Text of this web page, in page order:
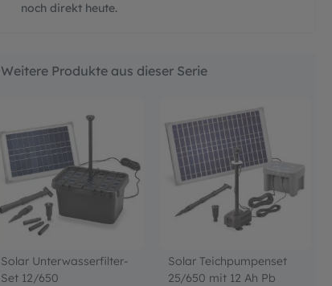
noch direkt heute.
Weitere Produkte aus dieser Serie
Solar Unterwasserfilter-
Set 12/650
Solar Teichpumpenset
25/650 mit 12 Ah Pb